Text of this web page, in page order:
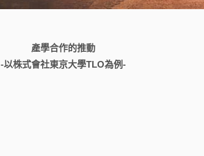
產學合作的推動
-以株式會社東京大學TLO為例-